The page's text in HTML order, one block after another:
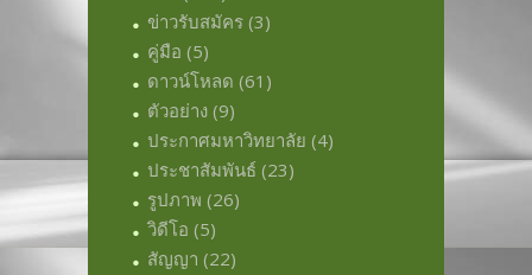
ข่าวรับสมัคร (3)
คู่มือ (5)
ดาวน์โหลด (61)
ตัวอย่าง (9)
ประกาศมหาวิทยาลัย (4)
ประชาสัมพันธ์ (23)
รูปภาพ (26)
วิดีโอ (5)
สัญญา (22)